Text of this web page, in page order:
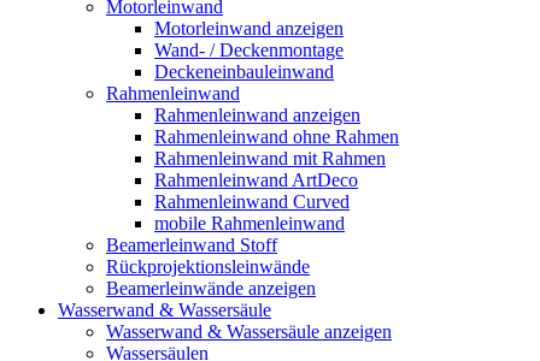
Motorleinwand
Motorleinwand anzeigen
Wand- / Deckenmontage
Deckeneinbauleinwand
Rahmenleinwand
Rahmenleinwand anzeigen
Rahmenleinwand ohne Rahmen
Rahmenleinwand mit Rahmen
Rahmenleinwand ArtDeco
Rahmenleinwand Curved
mobile Rahmenleinwand
Beamerleinwand Stoff
Rückprojektionsleinwände
Beamerleinwände anzeigen
Wasserwand & Wassersäule
Wasserwand & Wassersäule anzeigen
Wassersäulen